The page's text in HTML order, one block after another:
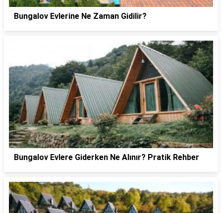
Bungalov Evlerine Ne Zaman Gidilir?
Bungalov Evlere Giderken Ne Alınır? Pratik Rehber